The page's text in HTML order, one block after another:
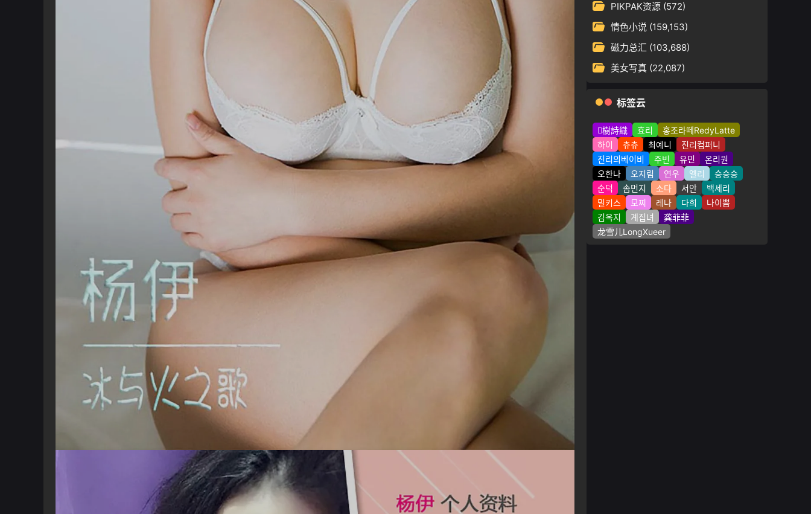
PIKPAK资源 (572)
情色小说 (159,153)
磁力总汇 (103,688)
美女写真 (22,087)
标签云
樹詩織 효리
홍조라떼RedyLatte
하이
츄츄 최예니
진리컴퍼니
진리의베이비
주빈 유민
온리원
오한나
오지림 연우 엘리
승승승
순덕
솜먼지 소다 서안
백세리
밀키스
모찌 레나 다희
나이쁨
김옥지
계집녀
龚菲菲
龙雪儿LongXueer